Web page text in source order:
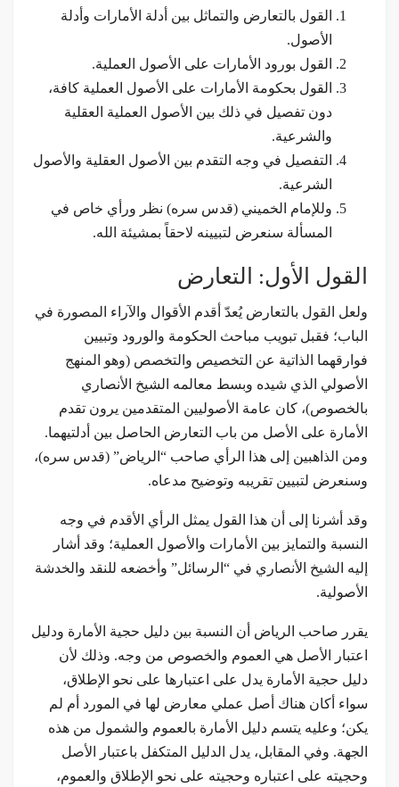
القول بالتعارض والتماثل بين أدلة الأمارات وأدلة
الأصول.
القول بورود الأمارات على الأصول العملية.
القول بحكومة الأمارات على الأصول العملية كافة،
دون تفصيل في ذلك بين الأصول العملية العقلية
والشرعية.
التفصيل في وجه التقدم بين الأصول العقلية والأصول
الشرعية.
وللإمام الخميني (قدس سره) نظر ورأي خاص في
المسألة سنعرض لتبيينه لاحقاً بمشيئة الله.
القول الأول: التعارض
ولعل القول بالتعارض يُعدّ أقدم الأقوال والآراء المصورة في
الباب؛ فقبل تبويب مباحث الحكومة والورود وتبيين
فوارقهما الذاتية عن التخصيص والتخصص (وهو المنهج
الأصولي الذي شيده وبسط معالمه الشيخ الأنصاري
بالخصوص)، كان عامة الأصوليين المتقدمين يرون تقدم
الأمارة على الأصل من باب التعارض الحاصل بين أدلتيهما.
ومن الذاهبين إلى هذا الرأي صاحب “الرياض” (قدس سره)،
وسنعرض لتبيين تقريبه وتوضيح مدعاه.
وقد أشرنا إلى أن هذا القول يمثل الرأي الأقدم في وجه
النسبة والتمايز بین الأمارات والأصول العملية؛ وقد أشار
إليه الشيخ الأنصاري في “الرسائل” وأخضعه للنقد والخدشة
الأصولية.
يقرر صاحب الرياض أن النسبة بين دليل حجية الأمارة ودلیل
اعتبار الأصل هي العموم والخصوص من وجه. وذلك لأن
دليل حجية الأمارة يدل على اعتبارها على نحو الإطلاق،
سواء أکان هناك أصل عملي معارض لها في المورد أم لم
يكن؛ وعليه يتسم دليل الأمارة بالعموم والشمول من هذه
الجهة. وفي المقابل، يدل الدليل المتكفل باعتبار الأصل
وحجیته على اعتباره وحجيته على نحو الإطلاق والعموم،